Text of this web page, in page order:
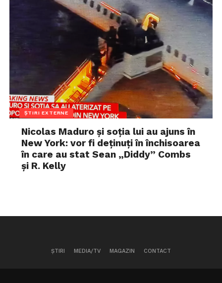
ȘTIRI EXTERNE
Nicolas Maduro și soția lui au ajuns în
New York: vor fi deținuți în închisoarea
în care au stat Sean „Diddy” Combs
și R. Kelly
ȘTIRI MEDIA/TV MAGAZIN CONTACT